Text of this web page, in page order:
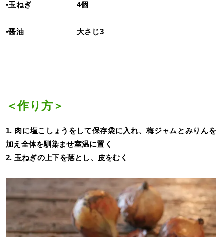
•玉ねぎ 4個
•醤油 大さじ3
＜作り方＞
1. 肉に塩こしょうをして保存袋に入れ、梅ジャムとみりんを
加え全体を馴染ませ室温に置く
2. 玉ねぎの上下を落とし、皮をむく